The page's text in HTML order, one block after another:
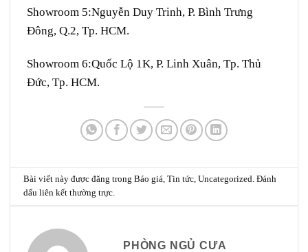
Showroom 5:Nguyễn Duy Trinh, P. Bình Trưng
Đông, Q.2, Tp. HCM.
Showroom 6:Quốc Lộ 1K, P. Linh Xuân, Tp. Thủ
Đức, Tp. HCM.
Bài viết này được đăng trongBáo giá,Tin tức,Uncategorized. Đánh
dấuliên kết thường trực.
PHÒNG NGỦ CƯA